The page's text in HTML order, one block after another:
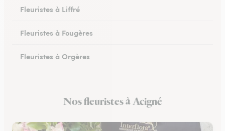
Fleuristes à Liffré
Fleuristes à Fougères
Fleuristes à Orgères
Fleuristes à IffendicNos fleuristes à Acigné